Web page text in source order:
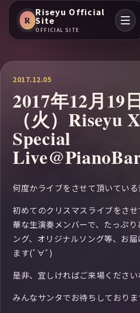
R
Riseyu Official
Site
OFFICIAL SITE
2017.12.05
2017年12月19
（火）Riseyu
Special
何度かライブをさせて頂いている
初めてのクリスマスライブをさ
華な生演奏メンバーで、たっぷ
ング、オリジナルソング等、お
ます(ﾟ∀ﾟ)
是非、宜しければご来場ください
みんなサンタでお待ちしておりま